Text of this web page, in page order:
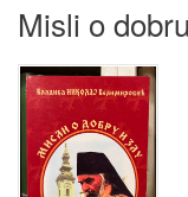
Misli o